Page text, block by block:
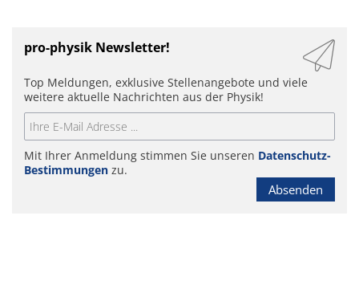
pro-physik Newsletter!
Top Meldungen, exklusive Stellenangebote und viele
weitere aktuelle Nachrichten aus der Physik!
Mit Ihrer Anmeldung stimmen Sie unseren Datenschutz-
Bestimmungen zu.
Absenden